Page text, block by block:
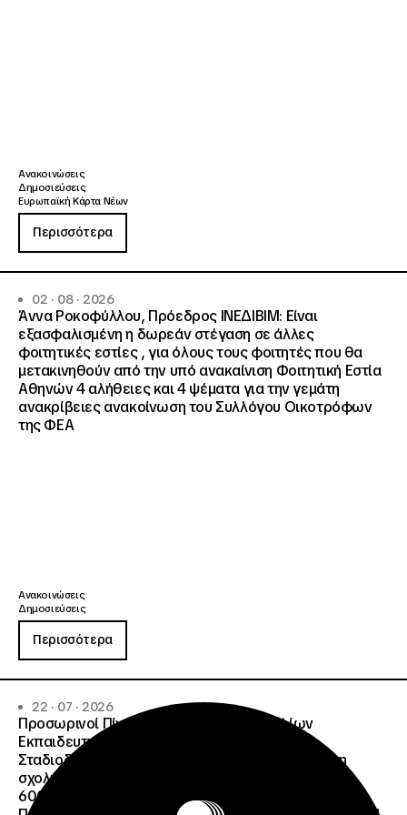
Ανακοινώσεις
Δημοσιεύσεις
Ευρωπαϊκή Κάρτα Νέων
Περισσότερα
02 · 08 · 2026
Άννα Ροκοφύλλου, Πρόεδρος ΙΝΕΔΙΒΙΜ: Είναι
εξασφαλισμένη η δωρεάν στέγαση σε άλλες
φοιτητικές εστίες , για όλους τους φοιτητές που θα
μετακινηθούν από την υπό ανακαίνιση Φοιτητική Εστία
Αθηνών 4 αλήθειες και 4 ψέματα για την γεμάτη
ανακρίβειες ανακοίνωση του Συλλόγου Οικοτρόφων
της ΦΕΑ
Ανακοινώσεις
Δημοσιεύσεις
Περισσότερα
22 · 07 · 2026
Προσωρινοί Πίνακες Κατάταξης Υποψηφίων
Εκπαιδευτικού Προσωπικού, Συμβούλων
Σταδιοδρομίας και Συμβούλων Ψυχολόγων για τη
σχολική περίοδο 2026-2027 της ΑΠ
600/2355/13042/08-05-2026 πρόσκλησης, της